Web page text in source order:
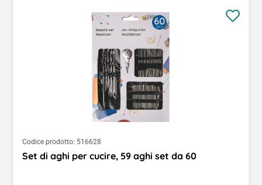
Codice prodotto: 516628
Set di aghi per cucire, 59 aghi set da 60